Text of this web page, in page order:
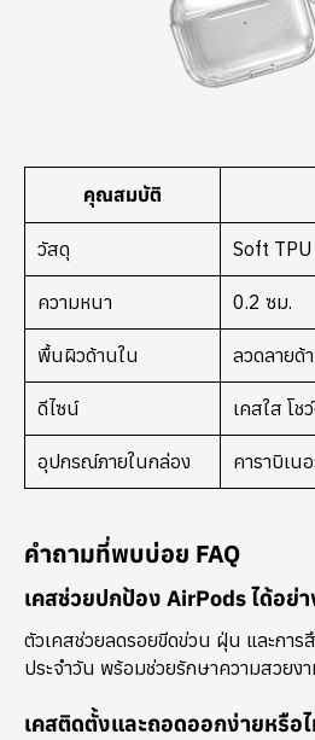
คุณสมบัติ
วัสดุ Soft TPU
ความหนา 0.2 ซม.
พื้นผิวด้านใน ลวดลายด้
ดีไซน์ เคสใส โช
อุปกรณ์ภายในกล่อง คาราบิเน
คำถามที่พบบ่อย FAQ
เคสช่วยปกป้อง AirPods ได้อย่า
ตัวเคสช่วยลดรอยขีดข่วน ฝุ่น และการ
ประจำวัน พร้อมช่วยรักษาความสวยง
เคสติดตั้งและถอดออกง่ายหรือ